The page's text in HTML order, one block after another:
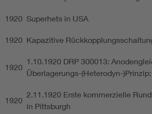
1920 Superhets in USA
1920 Kapazitive
1920
1.10.1920 DRP 300013:
Überlagerungs-(Heterodyn-
1920
2.11.1920 Erste kommerzielle
in Pittsburgh